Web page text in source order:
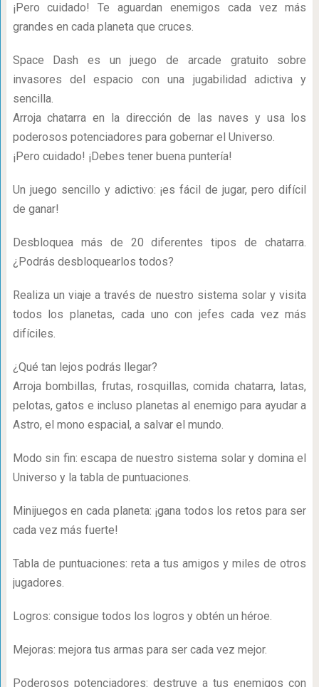
¡Pero cuidado! Te aguardan enemigos cada vez más
grandes en cada planeta que cruces.
Space Dash es un juego de arcade gratuito sobre
invasores del espacio con una jugabilidad adictiva y
sencilla.
Arroja chatarra en la dirección de las naves y usa los
poderosos potenciadores para gobernar el Universo.
¡Pero cuidado! ¡Debes tener buena puntería!
Un juego sencillo y adictivo: ¡es fácil de jugar, pero difícil
de ganar!
Desbloquea más de 20 diferentes tipos de chatarra.
¿Podrás desbloquearlos todos?
Realiza un viaje a través de nuestro sistema solar y visita
todos los planetas, cada uno con jefes cada vez más
difíciles.
¿Qué tan lejos podrás llegar?
Arroja bombillas, frutas, rosquillas, comida chatarra, latas,
pelotas, gatos e incluso planetas al enemigo para ayudar a
Astro, el mono espacial, a salvar el mundo.
Modo sin fin: escapa de nuestro sistema solar y domina el
Universo y la tabla de puntuaciones.
Minijuegos en cada planeta: ¡gana todos los retos para ser
cada vez más fuerte!
Tabla de puntuaciones: reta a tus amigos y miles de otros
jugadores.
Logros: consigue todos los logros y obtén un héroe.
Mejoras: mejora tus armas para ser cada vez mejor.
Poderosos potenciadores: destruye a tus enemigos con